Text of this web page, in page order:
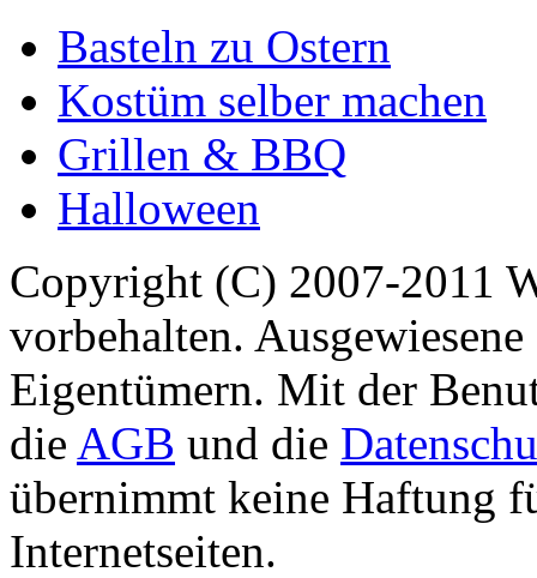
Basteln zu Ostern
Kostüm selber machen
Grillen & BBQ
Halloween
Copyright (C) 2007-2011
vorbehalten.
Eigentümern. Mit der
die AGB und die
übernimmt keine Haftung
Internetseiten.